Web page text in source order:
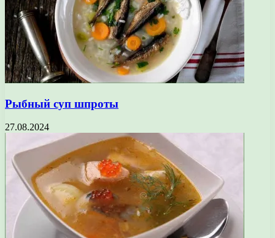
Рыбный суп шпроты
27.08.2024